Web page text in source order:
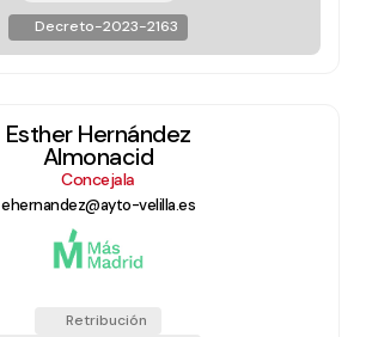
Decreto-2023-2163
Esther Hernández
Almonacid
Concejala
ehernandez@ayto-velilla.es
Retribución